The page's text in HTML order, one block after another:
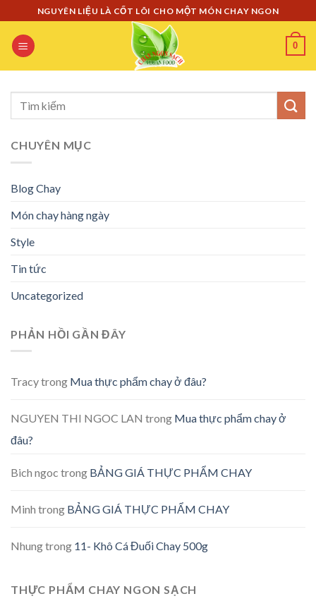
to
content
NGUYÊN LIỆU LÀ CỐT LÕI CHO MỘT MÓN CHAY NGON
0
CHUYÊN MỤC
Blog Chay
Món chay hàng ngày
Style
Tin tức
Uncategorized
PHẢN HỒI GẦN ĐÂY
Tracytrong Mua thực phẩm chay ở đâu?
NGUYEN THI NGOC LAN trong Mua thực phẩm chay ở
đâu?
Bich ngoc trong BẢNG GIÁ THỰC PHẨM CHAY
Minh trong BẢNG GIÁ THỰC PHẨM CHAY
Nhungtrong 11- Khô Cá Đuối Chay 500g
THỰC PHẨM CHAY NGON SẠCH